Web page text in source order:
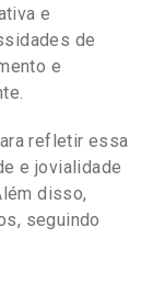
e
de
e
refletir essa
e jovialidade
disso,
seguindo